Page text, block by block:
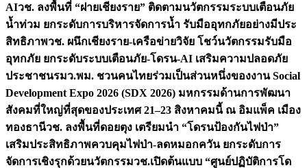
AIวช. ลงพื้นที่ “ฝายเชียงราย” ติดตามนวัตกรรมระบบเตือนภัย
น้ำท่วม ยกระดับการบริหารจัดการน้ำ รับมืออุทกภัยอย่างมีประ
สิทธิภาพวช. ผนึกเชียงราย-เครือข่ายวิจัย โชว์นวัตกรรมรับมือ
อุทกภัย ยกระดับระบบเตือนภัย-โดรน-AI เสริมความปลอดภัย
ประชาชนรมว.พม. ชวนคนไทยร่วมเป็นส่วนหนึ่งของงาน Social
Development Expo 2026 (SDX 2026) มหกรรมด้านการพัฒนา
สังคมที่ใหญ่ที่สุดของประเทศ 21–23 สิงหาคมนี้ ณ อิมแพ็ค เมือง
ทองธานีวช. ลงพื้นที่ดอยตุง เตรียมนำ “โดรนป้องกันไฟป่า”
เสริมประสิทธิภาพควบคุมไฟป่า-ลดหมอกควัน ยกระดับการ
จัดการเชิงรุกด้วยนวัตกรรมวช.เปิดต้นแบบ “ศูนย์ปฏิบัติการโด